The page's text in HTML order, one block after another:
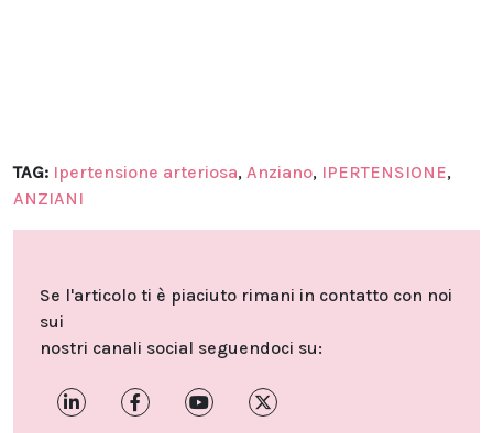
TAG: Ipertensione arteriosa, Anziano, IPERTENSIONE,
ANZIANI
Se l'articolo ti è piaciuto rimani in contatto con noi
sui
nostri canali social seguendoci su: